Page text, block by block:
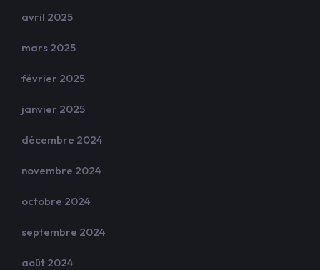
avril 2025
mars 2025
février 2025
janvier 2025
décembre 2024
novembre 2024
octobre 2024
septembre 2024
août 2024